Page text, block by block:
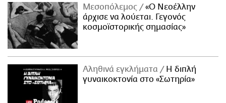
Μεσοπόλεμος
«Ο Νεοέλλην
άρχισε να λούεται. Γεγονός
κοσμοϊστορικής σημασίας»
Αληθινά εγκλήματα
Η διπλή
γυναικοκτονία στο «Σωτηρία»